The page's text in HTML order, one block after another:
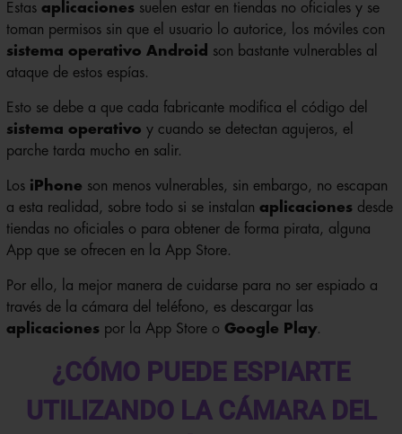
Estas aplicacionessuelen estar en tiendas no oficiales y se
toman permisos sin que el usuario lo autorice, los móviles con
sistema operativo Android
son bastante vulnerables al
ataque de estos espías.
Esto se debe a que cada fabricante modifica el código del
sistema operativo y cuando se detectan agujeros, el
parche tarda mucho en salir.
Los iPhone son menos vulnerables, sin embargo, no escapan
a esta realidad, sobre todo si se instalan aplicacionesdesde
tiendas no oficiales o para obtener de forma pirata, alguna
App que se ofrecen en la App Store.
Por ello, la mejor manera de cuidarse para no ser espiado a
través de la cámara del teléfono, es descargar las
aplicacionespor la App Store o Google Play.
¿CÓMO PUEDE ESPIARTE
UTILIZANDO LA CÁMARA DEL